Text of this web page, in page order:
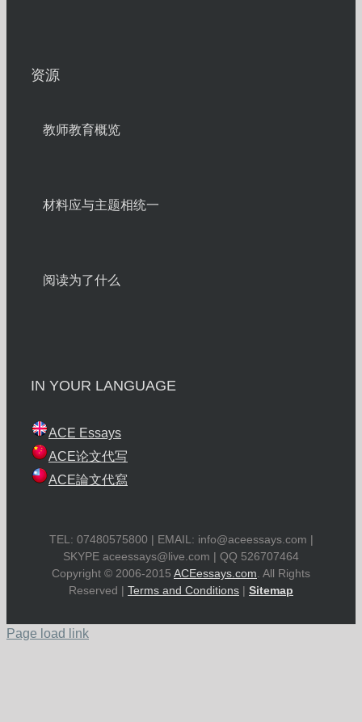
资源
教师教育概览
材料应与主题相统一
阅读为了什么
IN YOUR LANGUAGE
ACE Essays
ACE论文代写
ACE論文代寫
TEL: 07480575800 | EMAIL: info@aceessays.com |
SKYPE aceessays@live.com | QQ 526707464
Copyright © 2006-2015 ACEessays.com . All Rights
Reserved | Terms and Conditions | Sitemap
Page load link